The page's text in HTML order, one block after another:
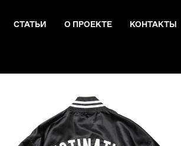
СТАТЬИ О ПРОЕКТЕ КОНТАКТЫ